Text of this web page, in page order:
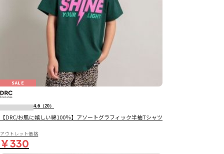
SALE
4.6 （20）
【DRC/お肌に嬉しい綿100％】アソートグラフィック半袖Tシャツ
アウトレット価格
￥330